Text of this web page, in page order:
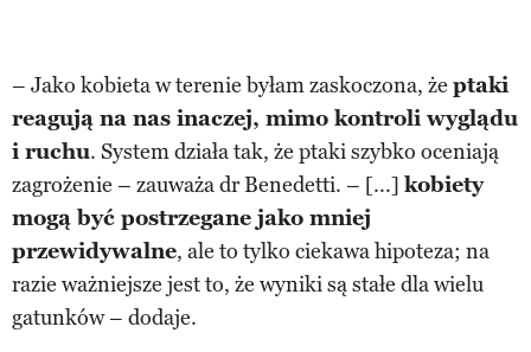
– Jako kobieta w terenie byłam zaskoczona, że ptaki
reagują na nas inaczej, mimo kontroli wyglądu
i ruchu. System działa tak, że ptaki szybko oceniają
zagrożenie – zauważa dr Benedetti. – [...] kobiety
mogą być postrzegane jako mniej
przewidywalne, ale to tylko ciekawa hipoteza; na
razie ważniejsze jest to, że wyniki są stałe dla wielu
gatunków – dodaje.